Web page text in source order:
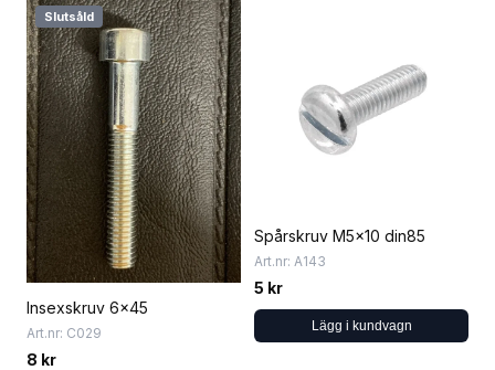
Slutsåld
Insexskruv 6x45
Art.nr: C029
8 kr
Spårskruv M5x10 din85
Art.nr: A143
5 kr
Lägg i kundvagn